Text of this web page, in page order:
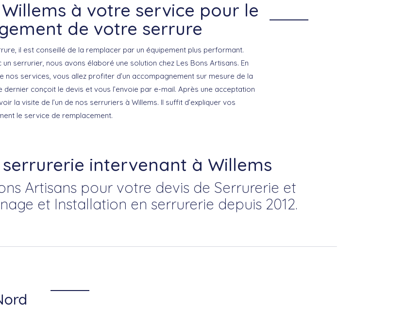
à votre service pour le
de votre serrure
il est conseillé de la remplacer par un équipement plus performant.
serrurier, nous avons élaboré une solution chez Les Bons Artisans. En
nos services, vous allez profiter d’un accompagnement sur mesure de la
dernier conçoit le devis et vous l’envoie par e-mail. Après une acceptation
la visite de l’un de nos serruriers à Willems. Il suffit d’expliquer vos
le service de remplacement.
intervenant à Willems
Artisans pour votre devis de Serrurerie et
et Installation en serrurerie depuis 2012.